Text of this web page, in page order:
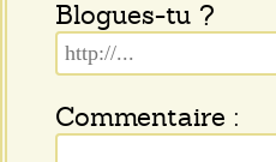
Blogues-tu ?
Commentaire :